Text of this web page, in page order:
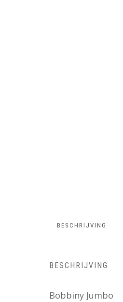
BESCHRIJVING
BESCHRIJVING
Bobbiny Jumbo